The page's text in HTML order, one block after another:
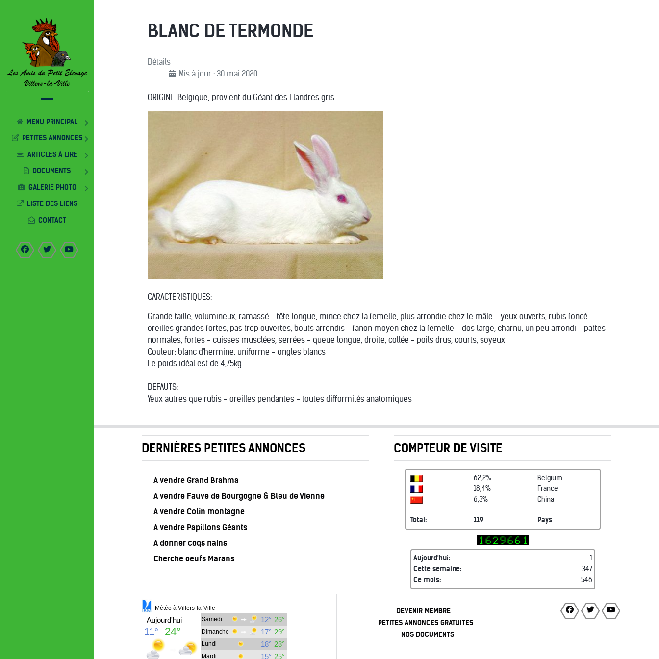
BLANC DE TERMONDE
Détails
Mis à jour : 30 mai 2020
ORIGINE: Belgique; provient du Géant des Flandres gris
CARACTERISTIQUES:
Grande taille, volumineux, ramassé - tête longue, mince chez la femelle, plus arrondie chez le mâle - yeux ouverts, rubis foncé -
oreilles grandes fortes, pas trop ouvertes, bouts arrondis - fanon moyen chez la femelle - dos large, charnu, un peu arrondi - pattes
normales, fortes - cuisses musclées, serrées - queue longue, droite, collée - poils drus, courts, soyeux
Couleur: blanc d'hermine, uniforme - ongles blancs
Le poids idéal est de 4,75kg.
DEFAUTS:
Yeux autres que rubis - oreilles pendantes - toutes difformités anatomiques
DERNIÈRES PETITES ANNONCES
A vendre Grand Brahma
A vendre Fauve de Bourgogne & Bleu de Vienne
A vendre Colin montagne
A vendre Papillons Géants
A donner coqs nains
Cherche oeufs Marans
COMPTEUR DE VISITE
62,2%
Belgium
18,4%
France
6,3%
China
Total: 119 Pays
Aujourd'hui:
1
Cette semaine:
347
Ce mois:
546
DEVENIR MEMBRE
PETITES ANNONCES GRATUITES
NOS DOCUMENTS
MENU PRINCIPAL
PETITES ANNONCES
ARTICLES À LIRE
DOCUMENTS
GALERIE PHOTO
LISTE DES LIENS
CONTACT